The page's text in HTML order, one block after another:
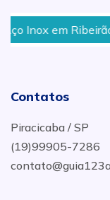
Inox em Ribeirão
Contatos
Piracicaba / SP
(19)99905-7286